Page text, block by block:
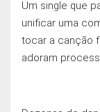
Um single que
unificar uma
tocar a canção
adoram